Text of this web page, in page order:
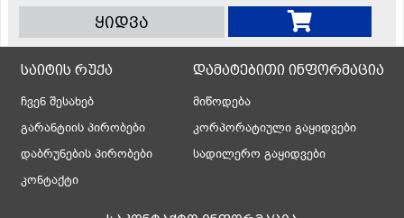
ყიდვა
საიტის რუქა
ჩვენ შესახებ
გარანტიის პირობები
დაბრუნების პირობები
კონტაქტი
დამატებითი ინფორმაცია
მიწოდება
კორპორატიული გაყიდვები
სადილერო გაყიდვები